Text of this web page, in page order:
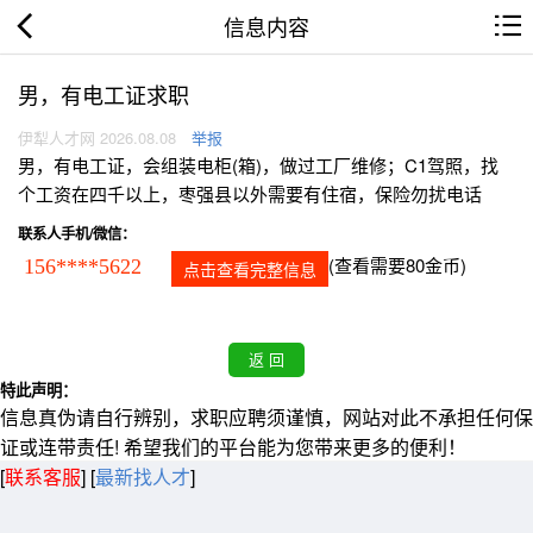
信息内容
男，有电工证求职
伊犁人才网 2026.08.08 举报
男，有电工证，会组装电柜(箱)，做过工厂维修；C1驾照，找
个工资在四千以上，枣强县以外需要有住宿，保险勿扰电话
联系人手机/微信：
156****5622 点击查看完整信息 (查看需要80金币)
特此声明：
信息真伪请自行辨别，求职应聘须谨慎，网站对此不承担任何保
证或连带责任! 希望我们的平台能为您带来更多的便利！
[联系客服] [最新找人才]